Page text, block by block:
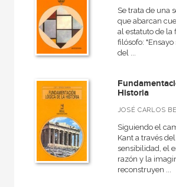
Arte contemporáneo
Arte y estética
Básica de bolsillo
Básica de Bolsillo  Serie Clásicos de la
Básica de Bolsillo  Serie Clásicos del
Clásicos de la Filosofía
Clásicos del pensamiento
Se trata de una
que abarcan
al estatuto de la
filósofo:
del ...
Historia
JOSÉ CARLOS
Siguiendo el
Kant a través
sensibilidad, el
razón y la
reconstruyen ...